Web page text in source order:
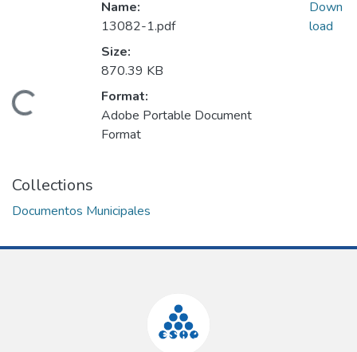
Loading...
Name:
13082-1.pdf
Size:
870.39 KB
Format:
Adobe Portable Document
Format
Down
load
Collections
Documentos Municipales